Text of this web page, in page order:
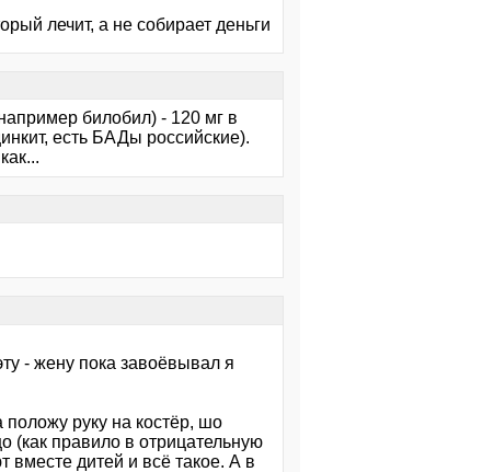
лечит, а не собирает деньги
билобил) - 120 мг в
есть БАДы российские).
- жену пока завоёвывал я
руку на костёр, шо
правило в отрицательную
дитей и всё такое. А в